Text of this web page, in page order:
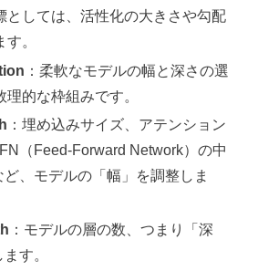
としては、活性化の大きさや勾配
。
：柔軟なモデルの幅と深さの選
的な枠組みです。
：埋め込みサイズ、アテンション
（Feed-Forward Network）の中
ど、モデルの「幅」を調整しま
：モデルの層の数、つまり「深
す。